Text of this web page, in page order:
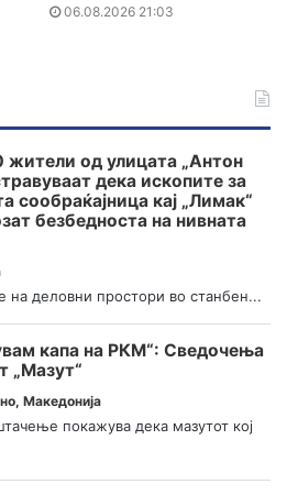
06.08.2026 21:03
жители од улицата „Антон
дека ископите за
сообраќајница кај „Лимак“
безбедноста на нивната
на деловни простори во станбен...
капа на РКМ“: Сведочења
„Мазут“
, Македонија
покажува дека мазутот кој